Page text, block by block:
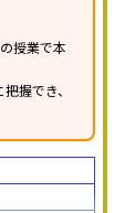
授業で本
握でき、